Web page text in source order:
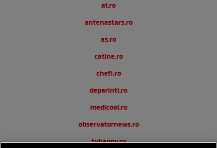
a1.ro
antenastars.ro
as.ro
catine.ro
chefi.ro
deparinti.ro
medicool.ro
observatornews.ro
tvhappy.ro